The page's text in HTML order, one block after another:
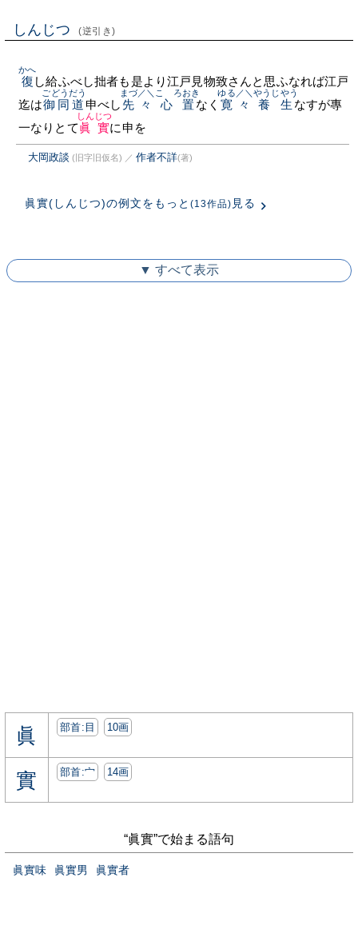
しんじつ (逆引き)
復
かへ
し給ふべし拙者も是より江戸見物致さんと思ふなれば江戸
迄は御同道
ごどうだう
申べし 先々
まづ／＼
心置
こゝろおき
なく 寛々
ゆる／＼
養生
やうじやう
なすが專
一なりとて眞實
しんじつ
に申を
大岡政談 (旧字旧仮名) ／ 作者不詳(著)
眞實(しんじつ)の例文をもっと (13作品) 見る
▼ すべて表示
眞 部首:⽬ 10画
實 部首:⼧ 14画
“眞實”で始まる語句
眞實味 眞實男 眞實者